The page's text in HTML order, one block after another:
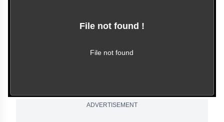
This video file cannot
File not found !
File not found
ADVERTISEMENT